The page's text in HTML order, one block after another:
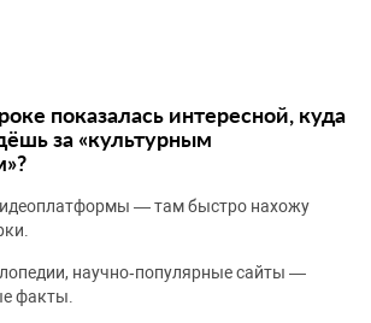
показалась интересной, куда
за «культурным
— там быстро нахожу
научно‑популярные сайты —
факты.